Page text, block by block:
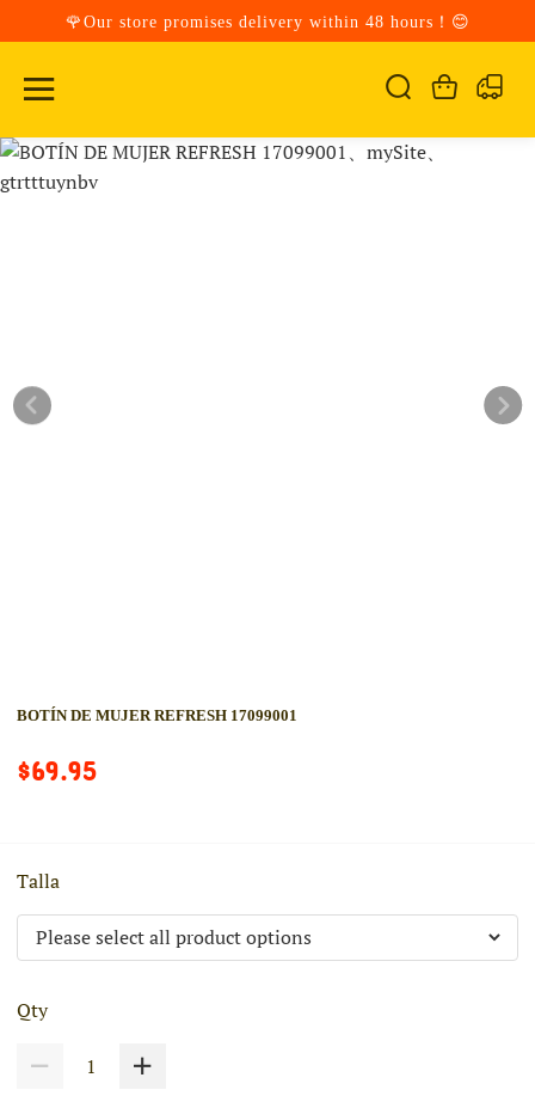
🌹Our store promises delivery within 48 hours！😊
BOTÍN DE MUJER REFRESH 17099001
$69.95
Talla
Qty